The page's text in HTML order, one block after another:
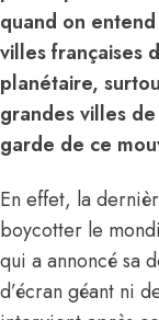
quand on
villes françaises
planétaire,
grandes villes de
garde de ce
En effet, la
boycotter le
qui a annoncé sa
d’écran géant ni